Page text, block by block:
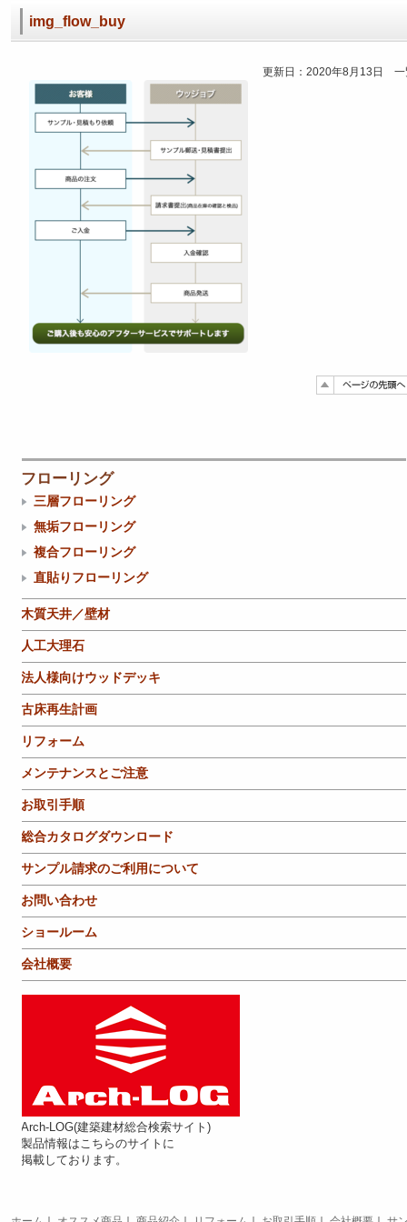
img_flow_buy
更新日：2020年8月13日 一
フローリング
三層フローリング
無垢フローリング
複合フローリング
直貼りフローリング
木質天井／壁材
人工大理石
法人様向けウッドデッキ
古床再生計画
リフォーム
メンテナンスとご注意
お取引手順
総合カタログダウンロード
サンプル請求のご利用について
お問い合わせ
ショールーム
会社概要
Arch-LOG(建築建材総合検索サイト)
製品情報はこちらのサイトに
掲載しております。